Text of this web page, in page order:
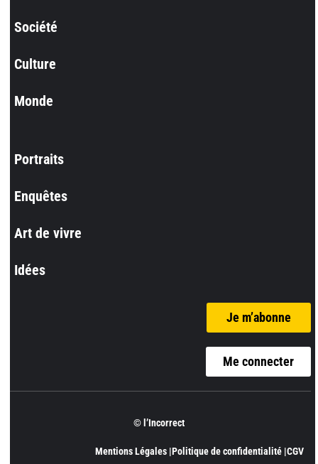
Société
Culture
Monde
Portraits
Enquêtes
Art de vivre
Idées
Je m’abonne
Me connecter
© l’Incorrect
Mentions Légales |Politique de confidentialité |CGV